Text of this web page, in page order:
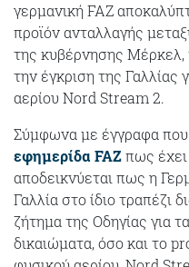
γερμανική FAZ
προϊόν ανταλλαγής
της κυβέρνησης Μέρκελ,
την έγκριση της Γαλλίας
αερίου Nord Stream 2.
Σύμφωνα με έγγραφα που
εφημερίδα FAZπως
αποδεικνύεται πως η
Γαλλία στο ίδιο τραπέζι
ζήτημα της Οδηγίας για
δικαιώματα, όσο και το